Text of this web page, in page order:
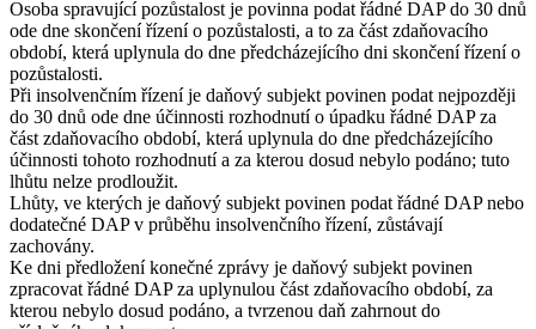
Osoba spravující pozůstalost je povinna podat řádné DAP do 30 dnů
ode dne skončení řízení o pozůstalosti, a to za část zdaňovacího
období, která uplynula do dne předcházejícího dni skončení řízení o
pozůstalosti.
Při insolvenčním řízení je daňový subjekt povinen podat nejpozději
do 30 dnů ode dne účinnosti rozhodnutí o úpadku řádné DAP za
část zdaňovacího období, která uplynula do dne předcházejícího
účinnosti tohoto rozhodnutí a za kterou dosud nebylo podáno; tuto
lhůtu nelze prodloužit.
Lhůty, ve kterých je daňový subjekt povinen podat řádné DAP nebo
dodatečné DAP v průběhu insolvenčního řízení, zůstávají
zachovány.
Ke dni předložení konečné zprávy je daňový subjekt povinen
zpracovat řádné DAP za uplynulou část zdaňovacího období, za
kterou nebylo dosud podáno, a tvrzenou daň zahrnout do